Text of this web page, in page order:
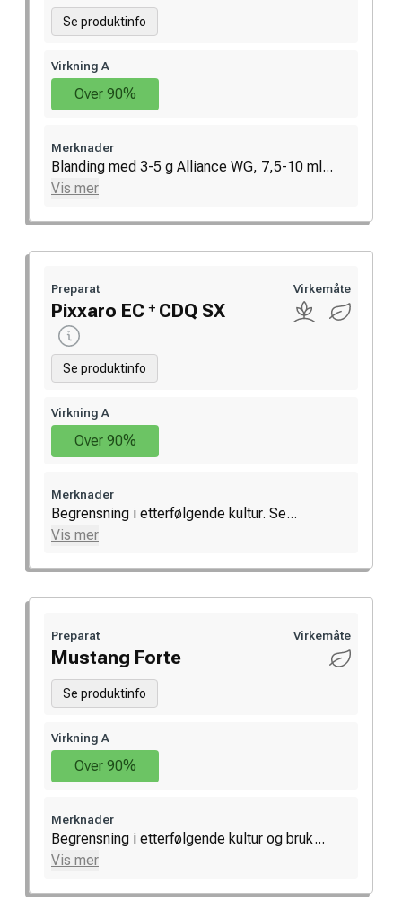
Se produktinfo
Virkning A
Over 90%
Merknader
Blanding med 3-5 g Alliance WG, 7,5-10 ml...
Vis mer
Preparat
Pixxaro EC + CDQ SX
Se produktinfo
Virkemåte
Virkning A
Over 90%
Merknader
Begrensning i etterfølgende kultur. Se...
Vis mer
Preparat
Mustang Forte
Se produktinfo
Virkemåte
Virkning A
Over 90%
Merknader
Begrensning i etterfølgende kultur og bruk...
Vis mer